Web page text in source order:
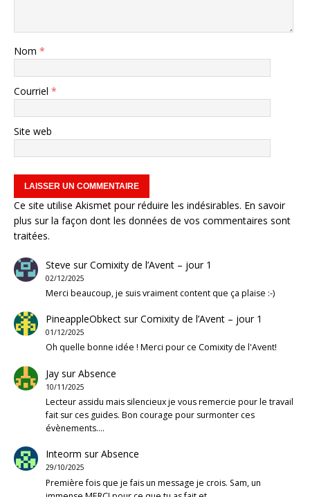
Nom *
Courriel *
Site web
Ce site utilise Akismet pour réduire les indésirables. En savoir
plus sur la façon dont les données de vos commentaires sont
traitées.
Steve surComixity de l’Avent – jour 1
02/12/2025
Merci beaucoup, je suis vraiment content que ça plaise :-)
PineappleObkectsurComixity de l’Avent – jour 1
01/12/2025
Oh quelle bonne idée ! Merci pour ce Comixity de l'Avent!
JaysurAbsence
10/11/2025
Lecteur assidu mais silencieux je vous remercie pour le travail
fait sur ces guides. Bon courage pour surmonter ces
évènements.…
Inteorm surAbsence
29/10/2025
Première fois que je fais un message je crois. Sam, un